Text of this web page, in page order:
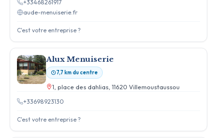
+33468261917
aude-menuiserie.fr
C'est votre entreprise ?
Alux Menuiserie
7,7 km du centre
1, place des dahlias, 11620 Villemoustaussou
+33698923130
C'est votre entreprise ?